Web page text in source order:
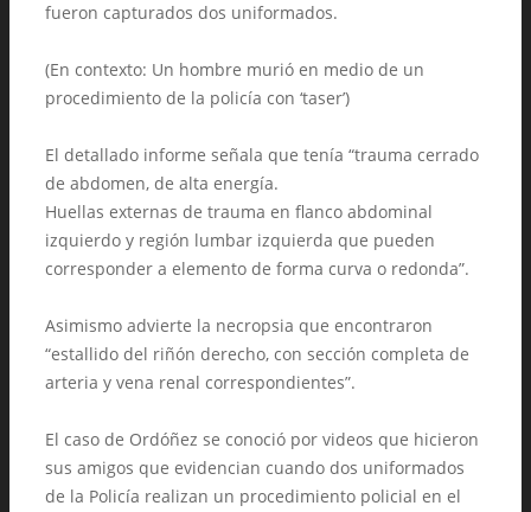
fueron capturados dos uniformados.
(En contexto: Un hombre murió en medio de un
procedimiento de la policía con ‘taser’)
El detallado informe señala que tenía “trauma cerrado
de abdomen, de alta energía.
Huellas externas de trauma en flanco abdominal
izquierdo y región lumbar izquierda que pueden
corresponder a elemento de forma curva o redonda”.
Asimismo advierte la necropsia que encontraron
“estallido del riñón derecho, con sección completa de
arteria y vena renal correspondientes”.
El caso de Ordóñez se conoció por videos que hicieron
sus amigos que evidencian cuando dos uniformados
de la Policía realizan un procedimiento policial en el